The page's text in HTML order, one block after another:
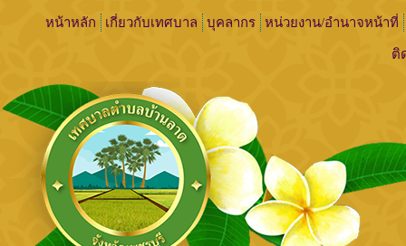
หน้าหลัก เกี่ยวกับเทศบาล บุคลากร หน่วยงาน/อำนาจหน้าที่
ติ